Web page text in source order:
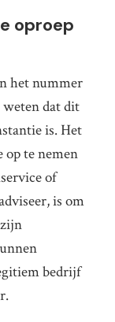
oproep
het nummer
weten dat dit
is. Het
op te nemen
of
is om
bedrijf